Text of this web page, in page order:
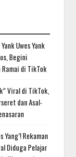
Uwes Yank
Begini
Ramai di TikTok
Viral di TikTok,
dan Asal-
Yang’! Rekaman
Diduga Pelajar